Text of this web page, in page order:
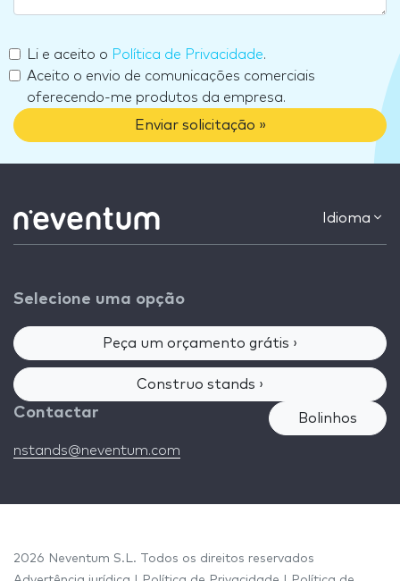
Li e aceito o Política de Privacidade.
Aceito o envio de comunicações comerciais
oferecendo-me produtos da empresa.
Enviar solicitação »
Idioma
Selecione uma opção
Peça um orçamento grátis ›
Construo stands ›
Contactar
nstands@neventum.com
Bolinhos
2026 Neventum S.L. Todos os direitos reservados